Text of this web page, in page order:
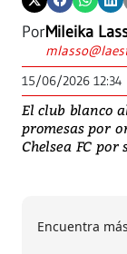
PorMileika
15/06/2026 12:34
El club blanco
promesas por
Chelsea FC por
Encuentra